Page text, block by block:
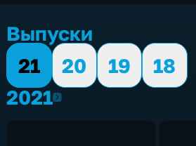
Выпуски
21
20 19
18
20212021